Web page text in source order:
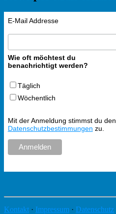
E-Mail Addresse
Wie oft möchtest du
benachrichtigt werden?
Täglich
Wöchentlich
Mit der Anmeldung stimmst du den
Datenschutzbestimmungen zu.
Kontakt · Impressum · Datenschutz